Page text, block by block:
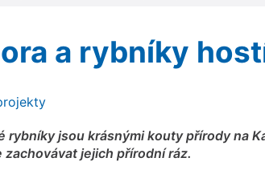
a rybníky
rybníky jsou krásnými kouty přírody na
jejich přírodní ráz.